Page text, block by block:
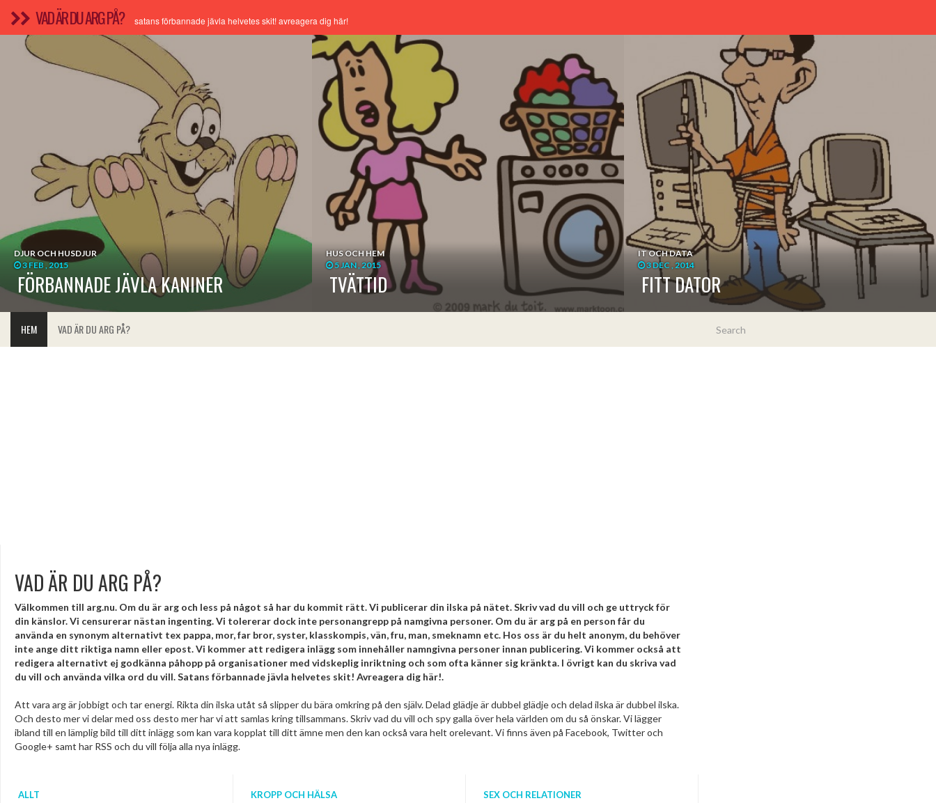
VAD ÄR DU ARG PÅ? satans förbannade jävla helvetes skit! avreagera dig här!
DJUR OCH HUSDJUR
3 FEB , 2015
FÖRBANNADE JÄVLA KANINER
HUS OCH HEM
5 JAN , 2015
TVÄTTID
IT OCH DATA
3 DEC , 2014
FITT DATOR
HEM VAD ÄR DU ARG PÅ?
VAD ÄR DU ARG PÅ?
Välkommen till arg.nu. Om du är arg och less på något så har du kommit rätt. Vi publicerar din ilska på nätet. Skriv vad du vill och ge uttryck för
din känslor. Vi censurerar nästan ingenting. Vi tolererar dock inte personangrepp på namgivna personer. Om du är arg på en person får du
använda en synonym alternativt tex pappa, mor, far bror, syster, klasskompis, vän, fru, man, smeknamn etc. Hos oss är du helt anonym, du behöver
inte ange ditt riktiga namn eller epost. Vi kommer att redigera inlägg som innehåller namngivna personer innan publicering. Vi kommer också att
redigera alternativt ej godkänna påhopp på organisationer med vidskeplig inriktning och som ofta känner sig kränkta. I övrigt kan du skriva vad
du vill och använda vilka ord du vill. Satans förbannade jävla helvetes skit! Avreagera dig här!.
Att vara arg är jobbigt och tar energi. Rikta din ilska utåt så slipper du bära omkring på den själv. Delad glädje är dubbel glädje och delad ilska är dubbel ilska.
Och desto mer vi delar med oss desto mer har vi att samlas kring tillsammans. Skriv vad du vill och spy galla över hela världen om du så önskar. Vi lägger
ibland till en lämplig bild till ditt inlägg som kan vara kopplat till ditt ämne men den kan också vara helt orelevant. Vi finns även på Facebook, Twitter och
Google+ samt har RSS och du vill följa alla nya inlägg.
ALLT KROPP OCH HÄLSA SEX OCH RELATIONER